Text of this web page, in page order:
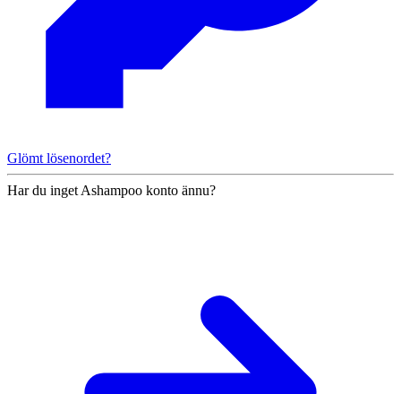
Glömt lösenordet?
Har du inget Ashampoo konto ännu?